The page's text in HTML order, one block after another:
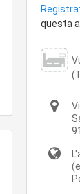
questa